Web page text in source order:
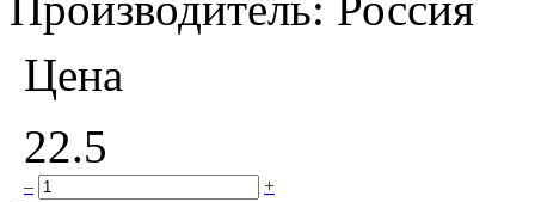
Цена
22.5
– +